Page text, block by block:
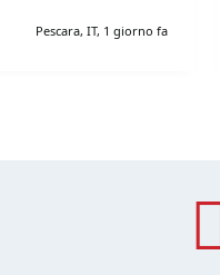
Pescara, IT, 1 giorno fa